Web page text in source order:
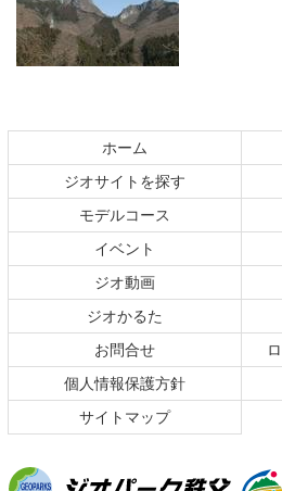
ン
文
へ
の
へ
ホーム
ジオサイトを探す
モデルコース
イベント
ジオ動画
ジオかるた
お問合せ
個人情報保護方針
サイトマップ